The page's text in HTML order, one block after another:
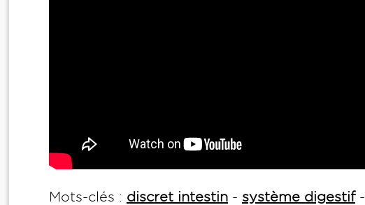
Mots-clés : discret intestin - système digestif-